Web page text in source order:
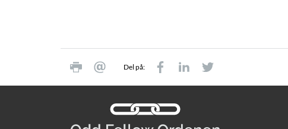
Del på: